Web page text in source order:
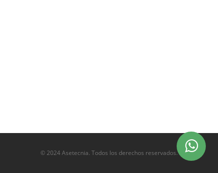
© 2024 Asetecnia. Todos los derechos reservados.